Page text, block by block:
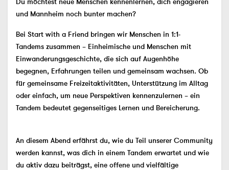
und Mannheim noch bunter machen?
Bei Start with a Friend bringen wir Menschen in 1:1-
Tandems zusammen – Einheimische und Menschen mit
Einwanderungsgeschichte, die sich auf Augenhöhe
begegnen, Erfahrungen teilen und gemeinsam wachsen. Ob
für gemeinsame Freizeitaktivitäten, Unterstützung im Alltag
oder einfach, um neue Perspektiven kennenzulernen – ein
Tandem bedeutet gegenseitiges Lernen und Bereicherung.
An diesem Abend erfährst du, wie du Teil unserer Community
werden kannst, was dich in einem Tandem erwartet und wie
du aktiv dazu beiträgst, eine offene und vielfältige